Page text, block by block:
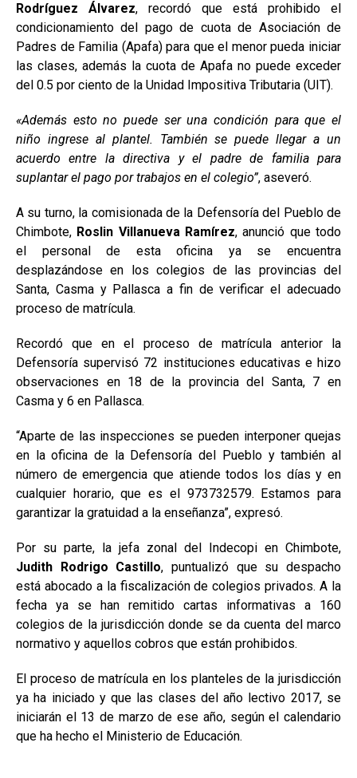
Rodríguez Álvarez, recordó que está prohibido el
condicionamiento del pago de cuota de Asociación de
Padres de Familia (Apafa) para que el menor pueda iniciar
las clases, además la cuota de Apafa no puede exceder
del 0.5 por ciento de la Unidad Impositiva Tributaria (UIT).
«Además esto no puede ser una condición para que el
niño ingrese al plantel. También se puede llegar a un
acuerdo entre la directiva y el padre de familia para
suplantar el pago por trabajos en el colegio”, aseveró.
A su turno, la comisionada de la Defensoría del Pueblo de
Chimbote, Roslin Villanueva Ramírez, anunció que todo
el personal de esta oficina ya se encuentra
desplazándose en los colegios de las provincias del
Santa, Casma y Pallasca a fin de verificar el adecuado
proceso de matrícula.
Recordó que en el proceso de matrícula anterior la
Defensoría supervisó 72 instituciones educativas e hizo
observaciones en 18 de la provincia del Santa, 7 en
Casma y 6 en Pallasca.
“Aparte de las inspecciones se pueden interponer quejas
en la oficina de la Defensoría del Pueblo y también al
número de emergencia que atiende todos los días y en
cualquier horario, que es el 973732579. Estamos para
garantizar la gratuidad a la enseñanza”, expresó.
Por su parte, la jefa zonal del Indecopi en Chimbote,
Judith Rodrigo Castillo, puntualizó que su despacho
está abocado a la fiscalización de colegios privados. A la
fecha ya se han remitido cartas informativas a 160
colegios de la jurisdicción donde se da cuenta del marco
normativo y aquellos cobros que están prohibidos.
El proceso de matrícula en los planteles de la jurisdicción
ya ha iniciado y que las clases del año lectivo 2017, se
iniciarán el 13 de marzo de ese año, según el calendario
que ha hecho el Ministerio de Educación.